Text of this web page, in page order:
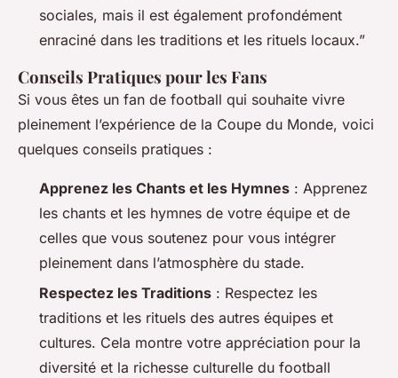
sociales, mais il est également profondément
enraciné dans les traditions et les rituels locaux.”
Conseils Pratiques pour les Fans
Si vous êtes un fan de football qui souhaite vivre
pleinement l’expérience de la Coupe du Monde, voici
quelques conseils pratiques :
Apprenez les Chants et les Hymnes : Apprenez
les chants et les hymnes de votre équipe et de
celles que vous soutenez pour vous intégrer
pleinement dans l’atmosphère du stade.
Respectez les Traditions : Respectez les
traditions et les rituels des autres équipes et
cultures. Cela montre votre appréciation pour la
diversité et la richesse culturelle du football